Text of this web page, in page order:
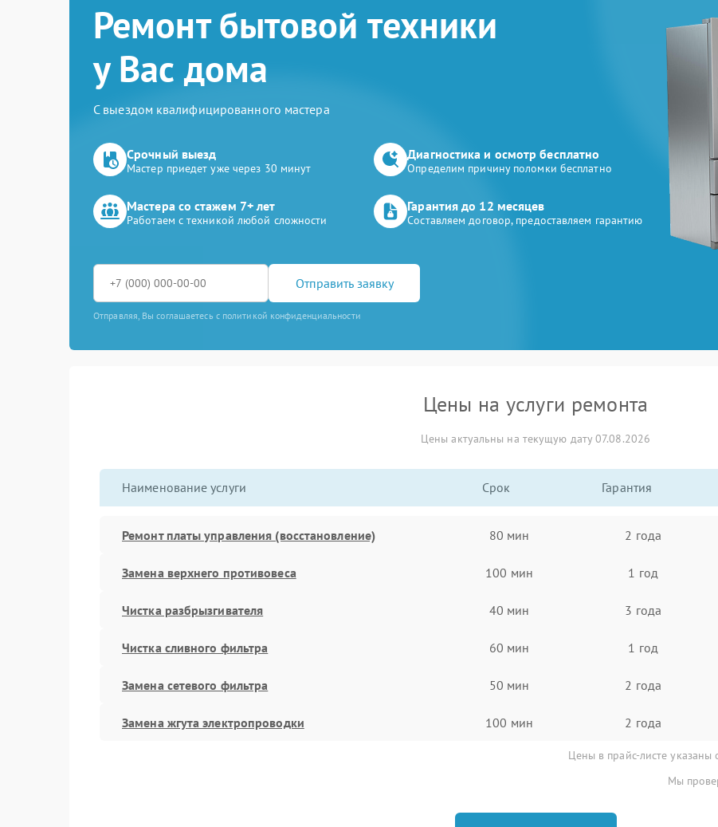
Ремонт бытовой техники
у Вас дома
С выездом квалифицированного мастера
Срочный выезд
Мастер приедет уже через 30 минут
Диагностика и осмотр бесплатно
Определим причину поломки бесплатно
Мастера со стажем 7+ лет
Работаем с техникой любой сложности
Гарантия до 12 месяцев
Составляем договор, предоставляем гарантию
Отправить заявку
Отправляя, Вы соглашаетесь с политикой конфиденциальности
Цены на услуги ремонта
Цены актуальны на текущую дату 07.08.2026
Наименование услуги Срок Гарантия
Ремонт платы управления (восстановление) 80 мин 2 года
Замена верхнего противовеса 100 мин 1 год
Чистка разбрызгивателя 40 мин 3 года
Чистка сливного фильтра 60 мин 1 год
Замена сетевого фильтра 50 мин 2 года
Замена жгута электропроводки 100 мин 2 года
Цены в прайс-листе указаны
Мы